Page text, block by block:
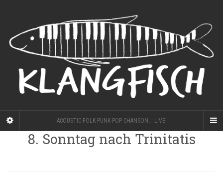
ACOUSTIC-FOLK-PUNK-POP-CHANSON... LIVE!
8. Sonntag nach Trinitatis